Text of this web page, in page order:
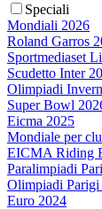
Speciali
Mondiali 2026
Roland Garros
Sportmediaset
Scudetto Inter
Olimpiadi
Super Bowl
Eicma 2025
Mondiale per
EICMA Riding
Paralimpiadi
Olimpiadi Parigi
Euro 2024